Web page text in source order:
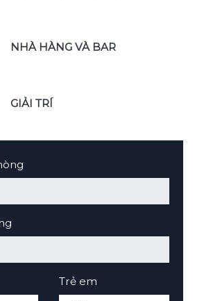
NHÀ HÀNG VÀ BAR
GIẢI TRÍ
Trẻ em